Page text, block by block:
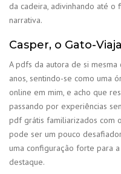
da cadeira, adivinhando até
narrativa.
Casper, o Gato-
A pdfs da autora de si
anos, sentindo-se como uma
online em mim, e acho que
passando por experiências
pdf grátis familiarizados com
pode ser um pouco
uma configuração forte para
destaque.